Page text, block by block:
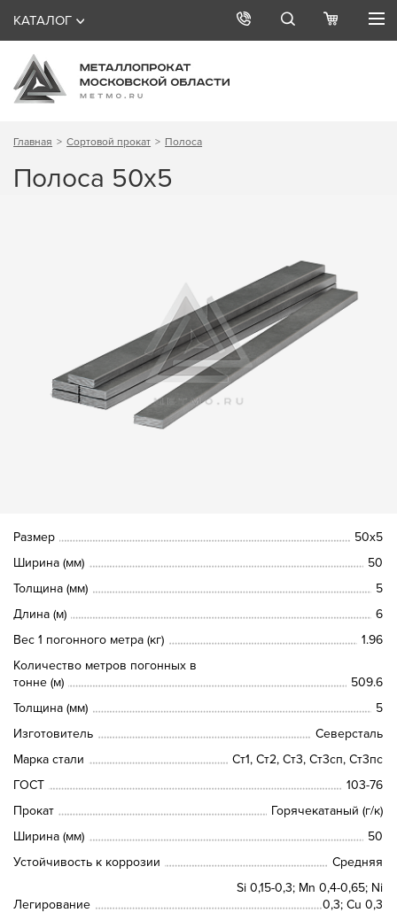
КАТАЛОГ
Главная Сортовой прокат Полоса
Полоса 50х5
Размер
50х5
Ширина (мм)
50
Толщина (мм)
5
Длина (м)
6
Вес 1 погонного метра (кг)
1.96
Количество метров погонных в
тонне (м)
509.6
Толщина (мм)
5
Изготовитель
Северсталь
Марка стали
Ст1, Ст2, Ст3, Ст3сп, Ст3пс
ГОСТ
103-76
Прокат
Горячекатаный (г/к)
Ширина (мм)
50
Устойчивость к коррозии
Средняя
Легирование
Si 0,15-0,3; Mn 0,4-0,65; Ni
0,3; Cu 0,3